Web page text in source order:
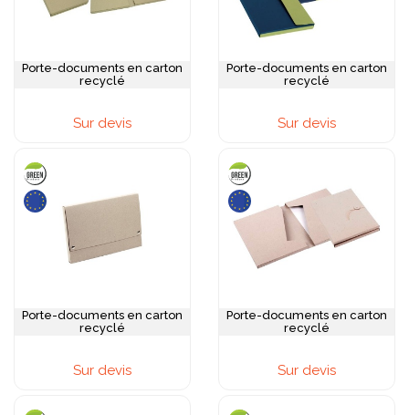
Porte-documents en carton
recyclé
Sur devis
Porte-documents en carton
recyclé
Sur devis
Porte-documents en carton
recyclé
Sur devis
Porte-documents en carton
recyclé
Sur devis